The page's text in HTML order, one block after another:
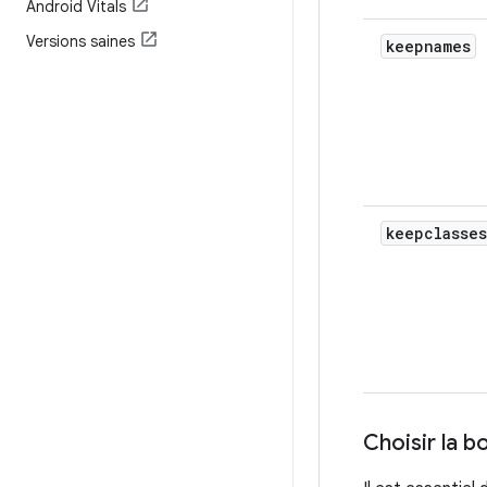
Android Vitals
Versions saines
keepnames
Choisir la